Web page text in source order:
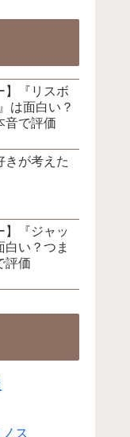
】『リスボ
は面白い？
音で評価
きが考えた
】『ジャッ
白い？つま
評価
ス